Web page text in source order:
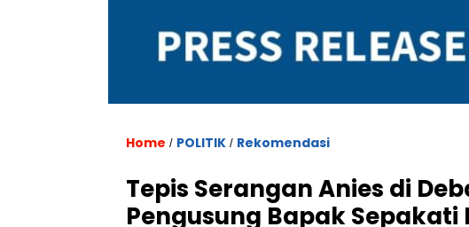
Home / POLITIK / Rekomendasi
Tepis Serangan Anies di
Pengusung Bapak Sepakati